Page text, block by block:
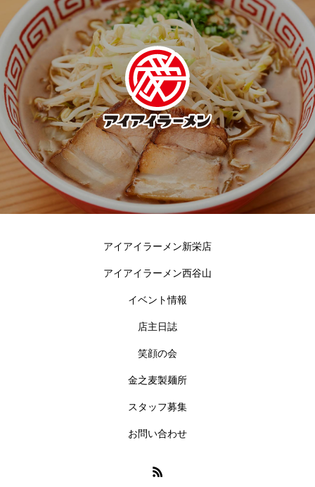
アイアイラーメン新栄店
アイアイラーメン西谷山
イベント情報
店主日誌
笑顔の会
金之麦製麺所
スタッフ募集
お問い合わせ